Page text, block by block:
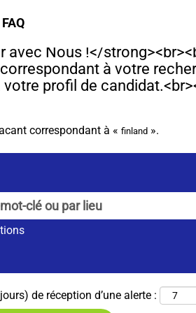
FAQ
pour "Finland"
avec Nous !</
à votre
profil de
correspondant à « finland ».
de réception d’une alerte :